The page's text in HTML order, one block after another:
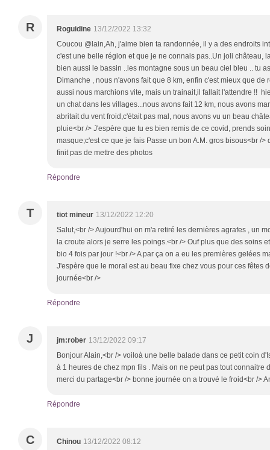
R Roguidine 13/12/2022 13:32
Coucou @lain,Ah, j'aime bien ta randonnée, il y a des endroits
c'est une belle région et que je ne connais pas..Un joli château,
bien aussi le bassin ..les montagne sous un beau ciel bleu .. tu
Dimanche , nous n'avons fait que 8 km, enfin c'est mieux que de
aussi nous marchions vite, mais un trainait,il fallait l'attendre !!
un chat dans les villages...nous avons fait 12 km, nous avons
abritait du vent froid,c'était pas mal, nous avons vu un beau
pluie<br /> J'espère que tu es bien remis de ce covid, prends
masque;c'est ce que je fais Passe un bon A.M. gros bisous<br /
finit pas de mettre des photos
Répondre
T tiot mineur 13/12/2022 12:20
Salut,<br /> Aujourd'hui on m'a retiré les dernières agrafes , un
la croute alors je serre les poings.<br /> Ouf plus que des soins
bio 4 fois par jour !<br /> A par ça on a eu les premières gelées
J'espère que le moral est au beau fixe chez vous pour ces fêtes
journée<br />
Répondre
J jm:rober 13/12/2022 09:17
Bonjour Alain,<br /> voiloà une belle balade dans ce petit coin
à 1 heures de chez mpn fils . Mais on ne peut pas tout connaitre
merci du partage<br /> bonne journée on a trouvé le froid<br />
Répondre
C Chinou 13/12/2022 08:12